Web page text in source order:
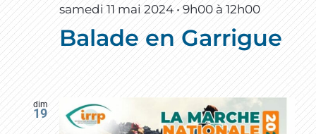
samedi 11 mai 2024 • 9h00 à12h00
Balade en Garrigue
dim
19